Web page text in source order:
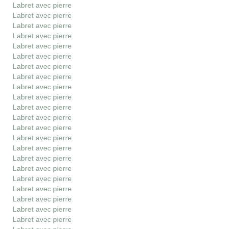
Labret avec pierre
Labret avec pierre
Labret avec pierre
Labret avec pierre
Labret avec pierre
Labret avec pierre
Labret avec pierre
Labret avec pierre
Labret avec pierre
Labret avec pierre
Labret avec pierre
Labret avec pierre
Labret avec pierre
Labret avec pierre
Labret avec pierre
Labret avec pierre
Labret avec pierre
Labret avec pierre
Labret avec pierre
Labret avec pierre
Labret avec pierre
Labret avec pierre